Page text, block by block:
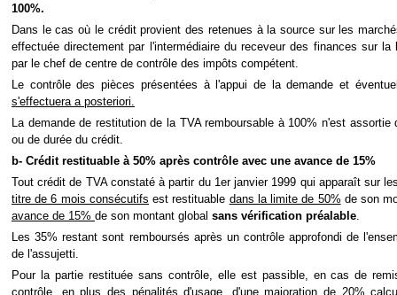
100%.
Dans le cas où le crédit provient des retenues à la source sur les
effectuée directement par l'intermédiaire du receveur des finances sur
par le chef de centre de contrôle des impôts compétent.
Le contrôle des pièces présentées à l'appui de la demande et
s'effectuera a posteriori.
La demande de restitution de la TVA remboursable à 100% n'est assortie
ou de durée du crédit.
b- Crédit restituable à 50% après contrôle avec une avance de 15%
Tout crédit de TVA constaté à partir du 1er janvier 1999 qui apparaît sur
titre de 6 mois consécutifs est restituable dans la limite de 50% de son
avance de 15% de son montant global sans vérification préalable
Les 35% restant sont remboursés après un contrôle approfondi de
de l'assujetti.
Pour la partie restituée sans contrôle, elle est passible, en cas de
contrôle, en plus des pénalités d'usage, d'une majoration de 20%